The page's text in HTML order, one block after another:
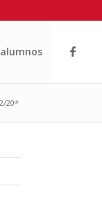
20*